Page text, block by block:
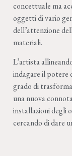
concettuale ma
oggetti di vario
dell’attenzione
materiali.
L’artista
indagare il potere
grado di
una nuova
installazioni degli
cercando di dare